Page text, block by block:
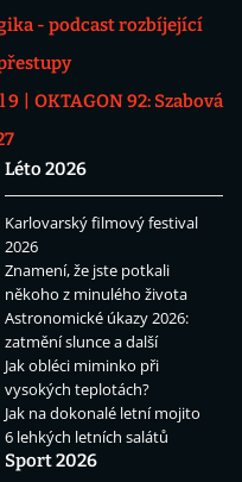
- podcast rozbíjející
9
OKTAGON 92: Szabová
Léto 2026
Karlovarský filmový festival
2026
Znamení, že jste potkali
někoho z minulého života
Astronomické úkazy 2026:
zatmění slunce a další
Jak obléci miminko při
vysokých teplotách?
Jak na dokonalé letní mojito
6 lehkých letních salátů
Sport 2026